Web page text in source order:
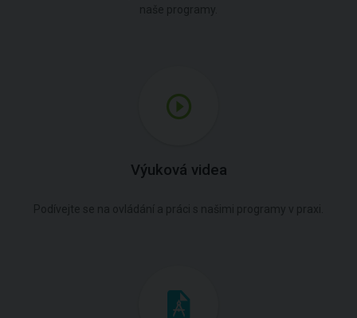
Výuková videa